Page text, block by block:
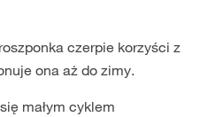
czerpie korzyści z
ona aż do zimy.
małym cyklem